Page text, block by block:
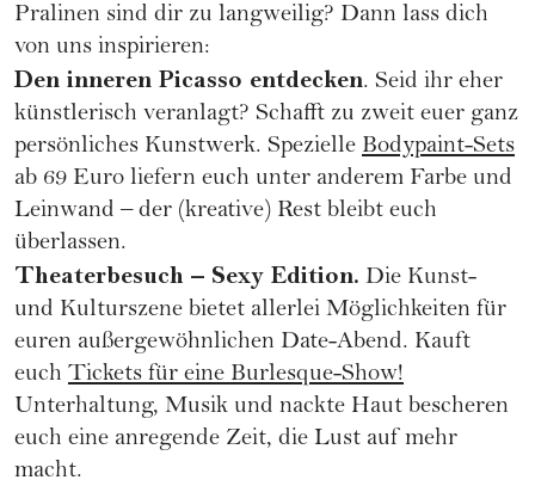
Pralinen sind dir zu langweilig? Dann lass dich
von uns inspirieren:
Den inneren Picasso entdecken. Seid ihr eher
künstlerisch veranlagt? Schafft zu zweit euer ganz
persönliches Kunstwerk. Spezielle Bodypaint-Sets
ab 69 Euro liefern euch unter anderem Farbe und
Leinwand – der (kreative) Rest bleibt euch
überlassen.
Theaterbesuch – Sexy Edition. Die Kunst-
und Kulturszene bietet allerlei Möglichkeiten für
euren außergewöhnlichen Date-Abend. Kauft
euch Tickets für eine Burlesque-Show!
Unterhaltung, Musik und nackte Haut bescheren
euch eine anregende Zeit, die Lust auf mehr
macht.